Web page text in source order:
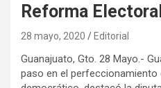
Reforma Electoral
28 mayo, 2020 Editorial
Guanajuato, Gto. 28 Mayo.-
paso en el